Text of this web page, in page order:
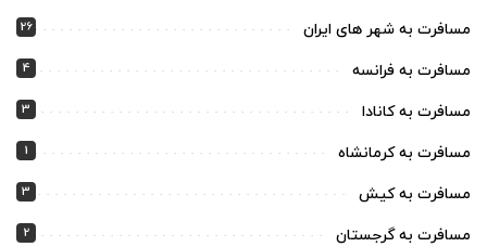
مسافرت به شهر های ایران 26
مسافرت به فرانسه 4
مسافرت به کانادا 3
مسافرت به کرمانشاه 1
مسافرت به کیش 3
مسافرت به گرجستان 2